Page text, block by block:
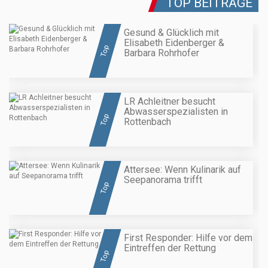
TOP BEITRÄGE
Top
Gesund & Glücklich mit
Elisabeth Eidenberger &
Barbara Rohrhofer
Top
LR Achleitner besucht
Abwasserspezialisten in
Rottenbach
Top
Attersee: Wenn Kulinarik auf
Seepanorama trifft
Top
First Responder: Hilfe vor dem
Eintreffen der Rettung